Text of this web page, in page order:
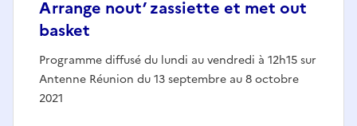
Arrange nout’ zassiette et met out
basket
Programme diffusé du lundi au vendredi à 12h15 sur
Antenne Réunion du 13 septembre au 8 octobre
2021